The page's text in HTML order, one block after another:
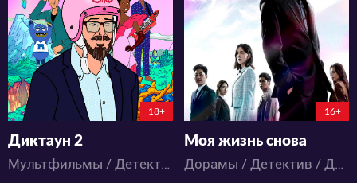
20 13
18+
Диктаун 2
Мультфильмы / Детектив / Комедия
33 26
16+
Моя жизнь снова
Дорамы / Детектив / Драма / Фантастика